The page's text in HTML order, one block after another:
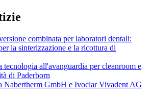
combinata per laboratori dentali:
la sinterizzazione e la ricottura di
tecnologia all'avanguardia per cleanroom e
di Paderborn
Nabertherm GmbH e Ivoclar Vivadent AG